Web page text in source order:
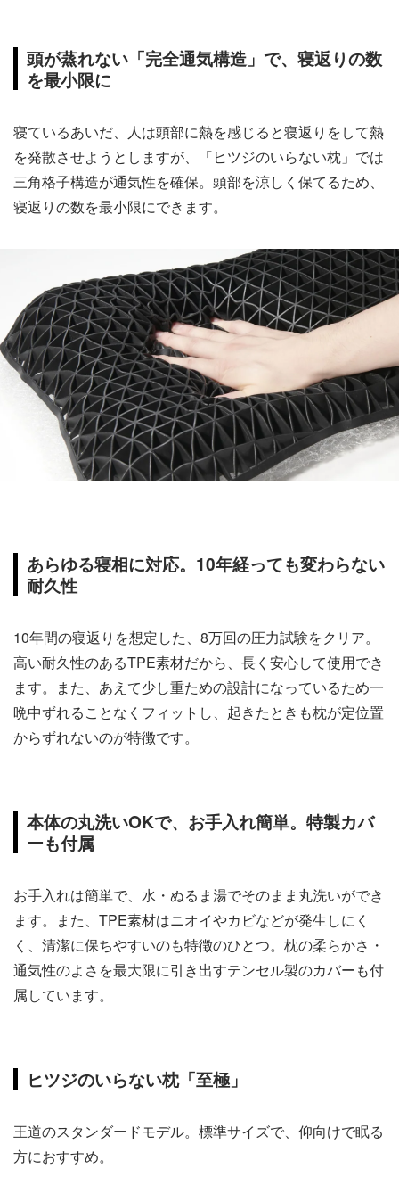
頭が蒸れない「完全通気構造」で、寝返りの数
を最小限に
寝ているあいだ、人は頭部に熱を感じると寝返りをして熱
を発散させようとしますが、「ヒツジのいらない枕」では
三角格子構造が通気性を確保。頭部を涼しく保てるため、
寝返りの数を最小限にできます。
あらゆる寝相に対応。10年経っても変わらない
耐久性
10年間の寝返りを想定した、8万回の圧力試験をクリア。
高い耐久性のあるTPE素材だから、長く安心して使用でき
ます。また、あえて少し重ための設計になっているため一
晩中ずれることなくフィットし、起きたときも枕が定位置
からずれないのが特徴です。
本体の丸洗いOKで、お手入れ簡単。特製カバ
ーも付属
お手入れは簡単で、水・ぬるま湯でそのまま丸洗いができ
ます。また、TPE素材はニオイやカビなどが発生しにく
く、清潔に保ちやすいのも特徴のひとつ。枕の柔らかさ・
通気性のよさを最大限に引き出すテンセル製のカバーも付
属しています。
ヒツジのいらない枕「至極」
王道のスタンダードモデル。標準サイズで、仰向けで眠る
方におすすめ。